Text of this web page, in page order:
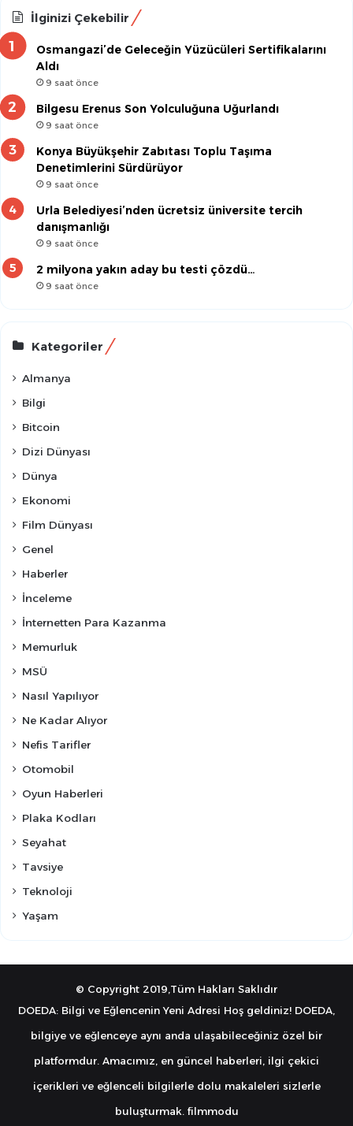
İlginizi Çekebilir
Osmangazi’de Geleceğin Yüzücüleri Sertifikalarını
Aldı
9 saat önce
Bilgesu Erenus Son Yolculuğuna Uğurlandı
9 saat önce
Konya Büyükşehir Zabıtası Toplu Taşıma
Denetimlerini Sürdürüyor
9 saat önce
Urla Belediyesi’nden ücretsiz üniversite tercih
danışmanlığı
9 saat önce
2 milyona yakın aday bu testi çözdü…
9 saat önce
Kategoriler
Almanya
Bilgi
Bitcoin
Dizi Dünyası
Dünya
Ekonomi
Film Dünyası
Genel
Haberler
İnceleme
İnternetten Para Kazanma
Memurluk
MSÜ
Nasıl Yapılıyor
Ne Kadar Alıyor
Nefis Tarifler
Otomobil
Oyun Haberleri
Plaka Kodları
Seyahat
Tavsiye
Teknoloji
Yaşam
© Copyright 2019,Tüm Hakları Saklıdır
DOEDA: Bilgi ve Eğlencenin Yeni Adresi Hoş geldiniz! DOEDA,
bilgiye ve eğlenceye aynı anda ulaşabileceğiniz özel bir
platformdur. Amacımız, en güncel haberleri, ilgi çekici
içerikleri ve eğlenceli bilgilerle dolu makaleleri sizlerle
buluşturmak. filmmodu